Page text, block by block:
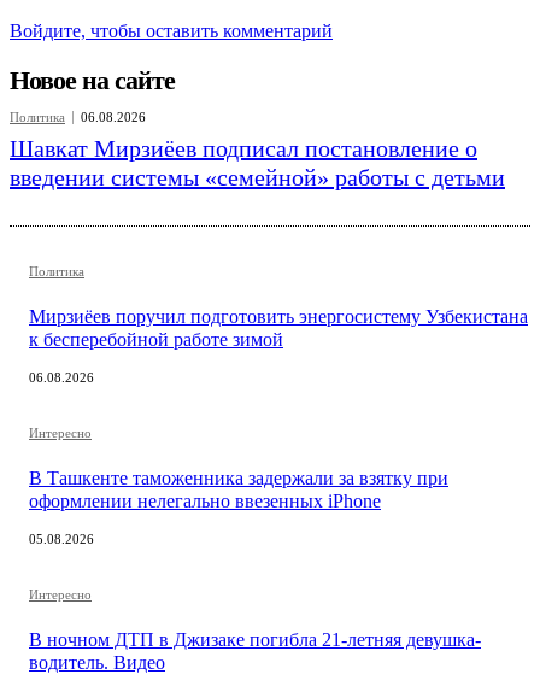
Войдите, чтобы оставить комментарий
Новое на сайте
Политика 06.08.2026
Шавкат Мирзиёев подписал постановление о
введении системы «семейной» работы с детьми
Политика
Мирзиёев поручил подготовить энергосистему Узбекистана
к бесперебойной работе зимой
06.08.2026
Интересно
В Ташкенте таможенника задержали за взятку при
оформлении нелегально ввезенных iPhone
05.08.2026
Интересно
В ночном ДТП в Джизаке погибла 21-летняя девушка-
водитель. Видео